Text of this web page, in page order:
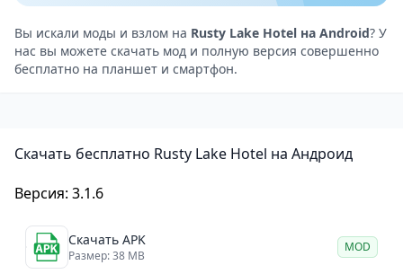
проходит ужин, где игрокам нужно собрать
необходимые ингредиенты, решая головоломки и
взаимодействуя с окружающей средой. Гости
становятся “ключами” к раскрытию этих тайн, ведь
антропоморфными обитателями отеля, каждый из
тайной. Их поведение и желания подсказывают,
какие ингредиенты будут необходимы для званого
ужина.
Вы искали моды и взлом на Rusty Lake Hotel на Android? У
нас вы можете скачать мод и полную версия совершенно
бесплатно на планшет и смартфон.
Скачать бесплатно Rusty Lake Hotel на Андроид
Версия: 3.1.6
Скачать APK
Размер: 38 MB
MOD